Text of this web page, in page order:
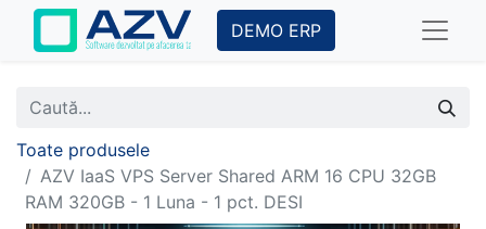
DEMO ERP
Toate produsele
AZV IaaS VPS Server Shared ARM 16 CPU 32GB
RAM 320GB - 1 Luna - 1 pct. DESI